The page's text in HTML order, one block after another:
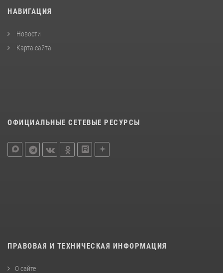
НАВИГАЦИЯ
Новости
Карта сайта
ОФИЦИАЛЬНЫЕ СЕТЕВЫЕ РЕСУРСЫ
ПРАВОВАЯ И ТЕХНИЧЕСКАЯ ИНФОРМАЦИЯ
О сайте